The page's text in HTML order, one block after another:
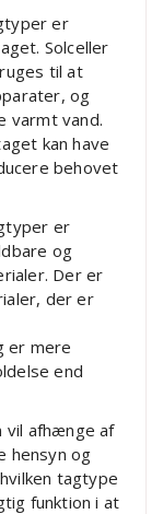
er
Solceller
til at
og
varmt vand.
kan have
behovet
er
og
Der er
der er
er mere
end
vil afhænge af
hensyn og
tagtype
funktion i at